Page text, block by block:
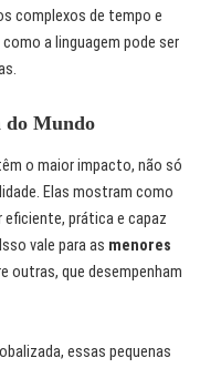
complexos de tempo e
a linguagem pode ser
do Mundo
o maior impacto, não só
Elas mostram como
eficiente, prática e capaz
vale para as menores
outras, que desempenham
essas pequenas